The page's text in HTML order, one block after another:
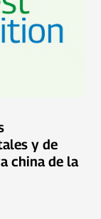
y de
china de la